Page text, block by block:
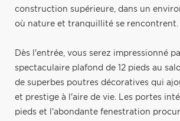
construction supérieure, dans un
où nature et tranquillité se rencontrent.
Dès l'entrée, vous serez impressionné
spectaculaire plafond de 12 pieds au
de superbes poutres décoratives qui
et prestige à l'aire de vie. Les portes
pieds et l'abondante fenestration